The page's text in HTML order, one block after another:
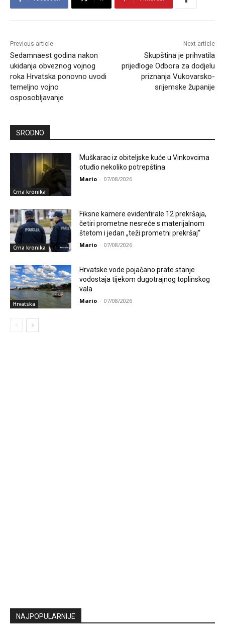
Previous article
Sedamnaest godina nakon
ukidanja obveznog vojnog
roka Hrvatska ponovno uvodi
temeljno vojno
osposobljavanje
Next article
Skupština je prihvatila
prijedloge Odbora za dodjelu
priznanja Vukovarsko-
srijemske županije
SRODNO
Crna kronika
Muškarac iz obiteljske kuće u Vinkovcima
otuđio nekoliko potrepština
Mario - 07/08/2026
Crna kronika
Fiksne kamere evidentirale 12 prekršaja,
četiri prometne nesreće s materijalnom
štetom i jedan „teži prometni prekršaj“
Mario - 07/08/2026
Hrvatska
Hrvatske vode pojačano prate stanje
vodostaja tijekom dugotrajnog toplinskog
vala
Mario - 07/08/2026
NAJPOPULARNIJE